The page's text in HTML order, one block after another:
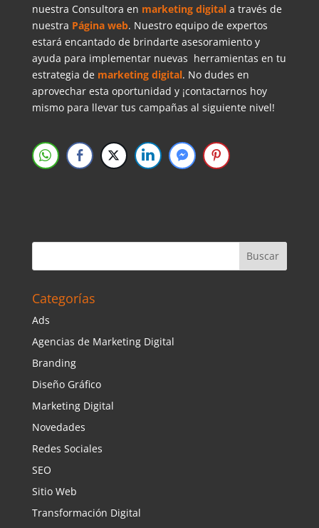
nuestra Consultora en marketing digitala través de
nuestra Página web. Nuestro equipo de expertos
estará encantado de brindarte asesoramiento y
ayuda para implementar nuevas herramientas en tu
estrategia de marketing digital. No dudes en
aprovechar esta oportunidad y ¡contactarnos hoy
mismo para llevar tus campañas al siguiente nivel!
Categorías
Ads
Agencias de Marketing Digital
Branding
Diseño Gráfico
Marketing Digital
Novedades
Redes Sociales
SEO
Sitio Web
Transformación Digital